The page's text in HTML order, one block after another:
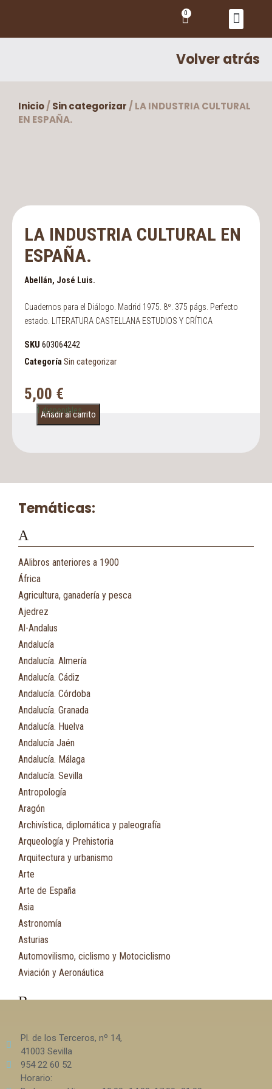
0
Temáticas:
A
AAlibros anteriores a 1900
África
Agricultura, ganadería y pesca
Ajedrez
Al-Andalus
Andalucía
Andalucía. Almería
Andalucía. Cádiz
Andalucía. Córdoba
Andalucía. Granada
Andalucía. Huelva
Andalucía Jaén
Andalucía. Málaga
Andalucía. Sevilla
Antropología
Aragón
Archivística, diplomática y paleografía
Arqueología y Prehistoria
Arquitectura y urbanismo
Arte
Arte de España
Asia
Astronomía
Asturias
Automovilismo, ciclismo y Motociclismo
Aviación y Aeronáutica
B
Biografía
Botánica, ecología y medio ambiente
Volver atrás
Inicio/ Sin categorizar / LA INDUSTRIA CULTURAL
EN ESPAÑA.
LA INDUSTRIA CULTURAL EN
ESPAÑA.
Abellán, José Luis.
Cuadernos para el Diálogo. Madrid 1975. 8º. 375 págs. Perfecto
estado. LITERATURA CASTELLANA ESTUDIOS Y CRÍTICA
SKU 603064242
CategoríaSin categorizar
5,00 €
1 disponibles
Añadir al carrito
Pl. de los Terceros, nº 14,
41003 Sevilla
954 22 60 52
Horario: